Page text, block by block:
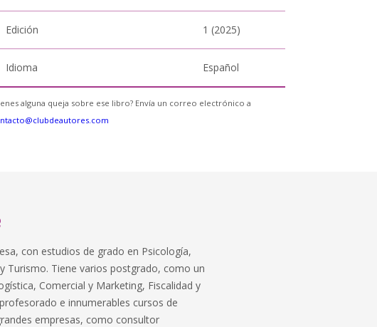
Edición 1 (2025)
Idioma Español
alguna queja sobre ese libro? Envía un correo electrónico a
con estudios de grado en Psicología,
Turismo. Tiene varios postgrado, como un
Comercial y Marketing, Fiscalidad y
e innumerables cursos de
empresas, como consultor